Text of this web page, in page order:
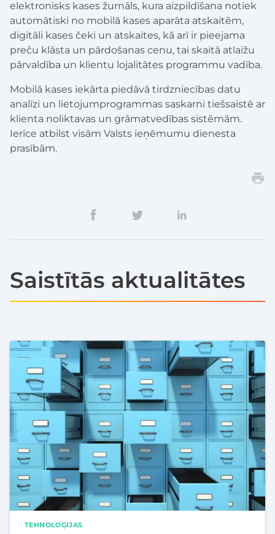
elektronisks kases žurnāls, kura aizpildīšana notiek
automātiski no mobilā kases aparāta atskaitēm,
digitāli kases čeki un atskaites, kā arī ir pieejama
preču klāsta un pārdošanas cenu, tai skaitā atlaižu
pārvaldība un klientu lojalitātes programmu vadība.
Mobilā kases iekārta piedāvā tirdzniecības datu
analīzi un lietojumprogrammas saskarni tiešsaistē ar
klienta noliktavas un grāmatvedības sistēmām.
Ierīce atbilst visām Valsts ieņēmumu dienesta
prasībām.
Saistītās aktualitātes
TEHNOLOĢIJAS